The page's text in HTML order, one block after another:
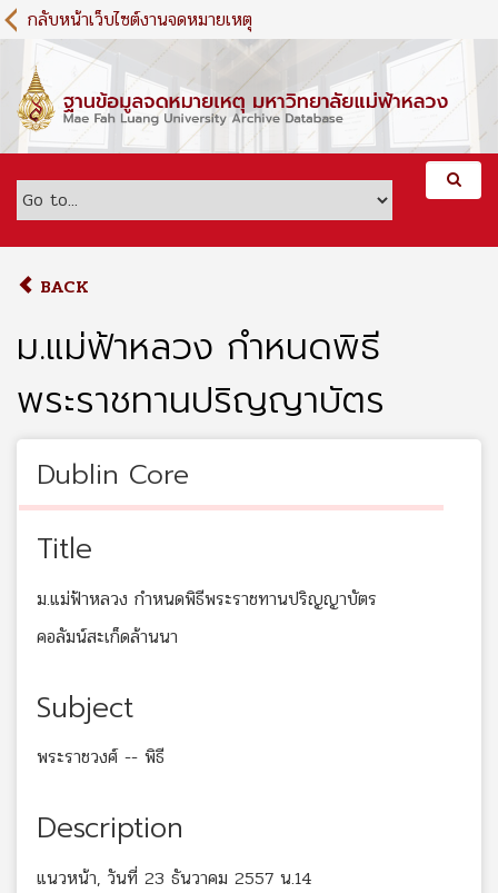
S
k
m
c
กลับหน้าเว็บไซต์งานจดหมายเหตุ
BACK
ม.แม่ฟ้าหลวง กำหนดพิธี
พระราชทานปริญญาบัตร
Dublin Core
Title
ม.แม่ฟ้าหลวง กำหนดพิธีพระราชทานปริญญาบัตร
คอลัมน์สะเก็ดล้านนา
Subject
พระราชวงศ์ -- พิธี
Description
แนวหน้า, วันที่ 23 ธันวาคม 2557 น.14